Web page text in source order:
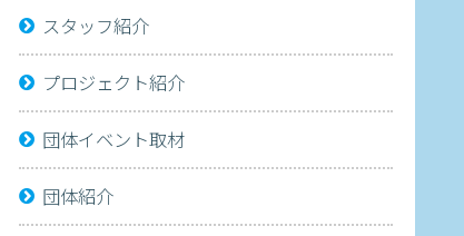
スタッフ紹介
プロジェクト紹介
団体イベント取材
団体紹介